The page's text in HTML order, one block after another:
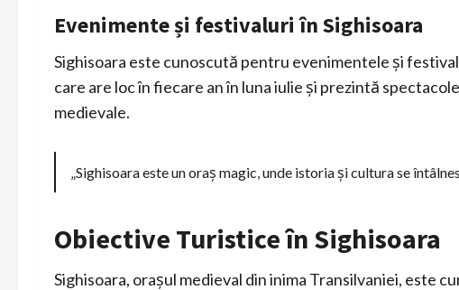
Evenimente și festivaluri în Sighisoara
Sighisoara este cunoscută pentru evenimentele și
care are loc în fiecare an în luna iulie și prezintă
medievale.
„Sighisoara este un oraș magic, unde istoria și cultura se
Obiective Turistice în Sighisoara
Sighisoara, orașul medieval din inima Transilvaniei, este